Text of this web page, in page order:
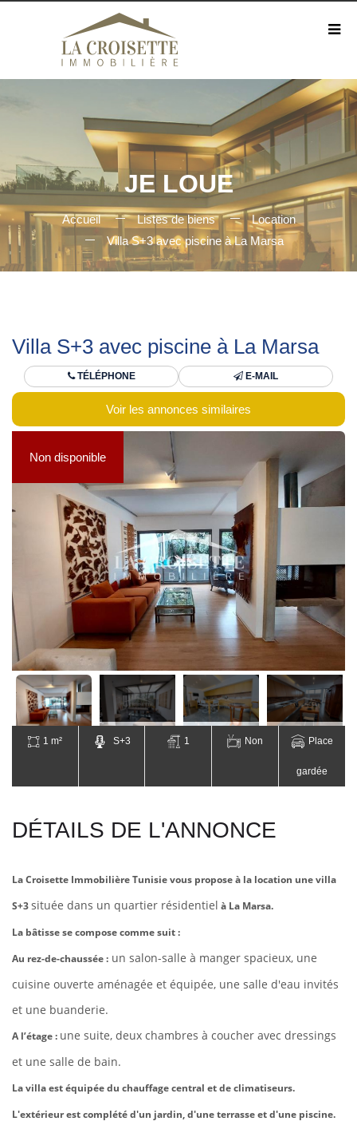
JE LOUE
Accueil Listes de biens
Location
Villa S+3 avec piscine à La Marsa
Villa S+3 avec piscine à La Marsa
TÉLÉPHONE E-MAIL
Voir les annonces similaires
Non disponible
1 m² S+3 1 Non Place
gardée
DÉTAILS DE L'ANNONCE
La Croisette Immobilière Tunisie vous propose à la location une villa
S+3située dans un quartier résidentiel à La Marsa.
La bâtisse se compose comme suit :
Au rez-de-chaussée : un salon-salle à manger spacieux, une
cuisine ouverte aménagée et équipée, une salle d'eau invités
et une buanderie.
A l’étage : une suite, deux chambres à coucher avec dressings
et une salle de bain.
La villa est équipée du chauffage central et de climatiseurs.
L'extérieur est complété d'un jardin, d'une terrasse et d'une piscine.